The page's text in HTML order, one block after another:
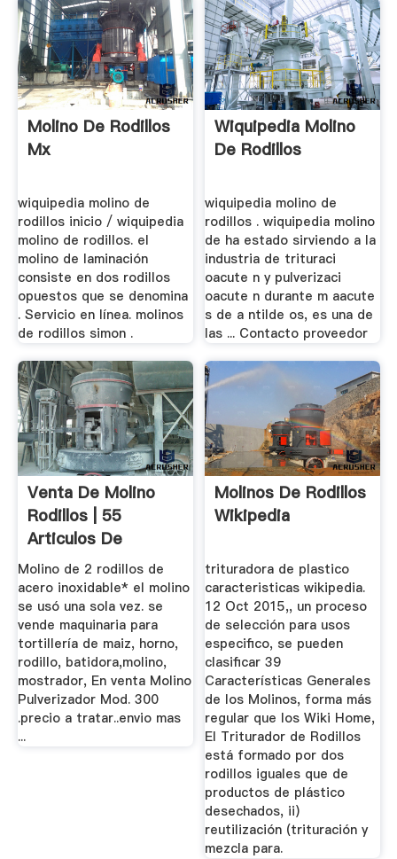
Molino De Rodillos
Mx
wiquipedia molino de
rodillos inicio / wiquipedia
molino de rodillos. el
molino de laminación
consiste en dos rodillos
opuestos que se denomina
. Servicio en línea. molinos
de rodillos simon .
Wiquipedia Molino
De Rodillos
wiquipedia molino de
rodillos . wiquipedia molino
de ha estado sirviendo a la
industria de trituraci
oacute n y pulverizaci
oacute n durante m aacute
s de a ntilde os, es una de
las ... Contacto proveedor
Venta De Molino
Rodillos | 55
Articulos De
Segunda Mano
Molino de 2 rodillos de
acero inoxidable* el molino
se usó una sola vez. se
vende maquinaria para
tortillería de maiz, horno,
rodillo, batidora,molino,
mostrador, En venta Molino
Pulverizador Mod. 300
.precio a tratar..envio mas
...
Molinos De Rodillos
Wikipedia
trituradora de plastico
caracteristicas wikipedia.
12 Oct 2015,, un proceso
de selección para usos
especifico, se pueden
clasificar 39
Características Generales
de los Molinos, forma más
regular que los Wiki Home,
El Triturador de Rodillos
está formado por dos
rodillos iguales que de
productos de plástico
desechados, ii)
reutilización (trituración y
mezcla para.